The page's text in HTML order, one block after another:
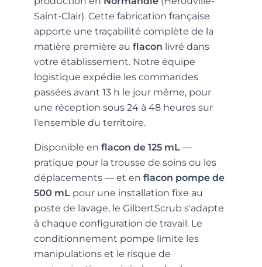
Saint-Clair). Cette fabrication française
apporte une traçabilité complète de la
matière première au flacon livré dans
votre établissement. Notre équipe
logistique expédie les commandes
passées avant 13 h le jour même, pour
une réception sous 24 à 48 heures sur
l'ensemble du territoire.
Disponible en flacon de 125 mL —
pratique pour la trousse de soins ou les
déplacements — et en flacon pompe de
500 mL pour une installation fixe au
poste de lavage, le GilbertScrub s'adapte
à chaque configuration de travail. Le
conditionnement pompe limite les
manipulations et le risque de